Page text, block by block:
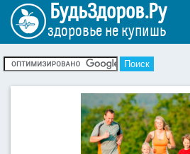
БудьЗдоров.Ру
здоровье не купишь